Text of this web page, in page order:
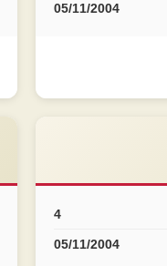
05/11/2004
4
05/11/2004